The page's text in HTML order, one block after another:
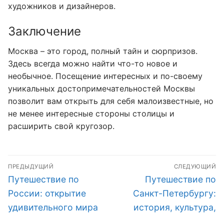
художников и дизайнеров.
Заключение
Москва – это город, полный тайн и сюрпризов.
Здесь всегда можно найти что-то новое и
необычное. Посещение интересных и по-своему
уникальных достопримечательностей Москвы
позволит вам открыть для себя малоизвестные, но
не менее интересные стороны столицы и
расширить свой кругозор.
Навигация
по
записям
ПРЕДЫДУЩИЙ
Предыдущая
запись:
Путешествие по
России: открытие
удивительного мира
СЛЕДУЮЩИЙ
Следующая
запись:
Путешествие по
Санкт-Петербургу:
история, культура,